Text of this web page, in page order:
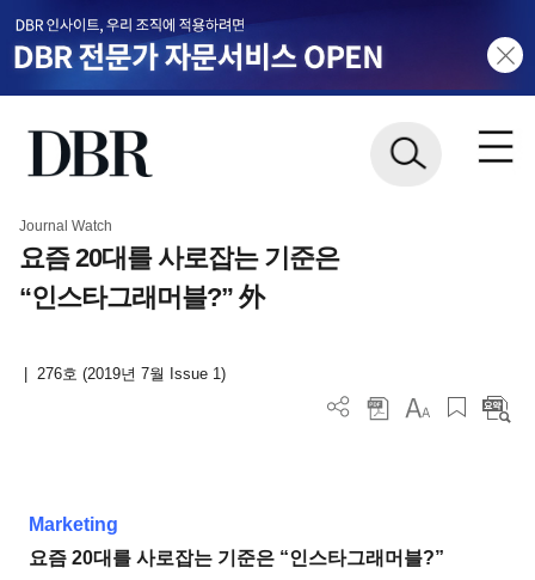
Journal Watch
요즘 20대를 사로잡는 기준은
“인스타그래머블?” 外
276호 (2019년 7월 Issue 1)
Marketing
요즘 20대를 사로잡는 기준은 “인스타그래머블?”